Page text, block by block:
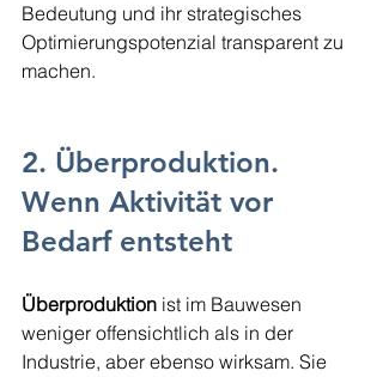
Bedeutung und ihr strategisches
Optimierungspotenzial transparent zu
machen.
2. Überproduktion.
Wenn Aktivität vor
Bedarf entsteht
Überproduktion ist im Bauwesen
weniger offensichtlich als in der
Industrie, aber ebenso wirksam. Sie